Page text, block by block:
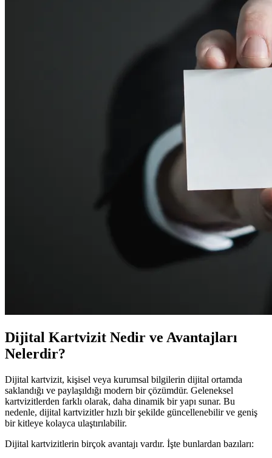
Dijital Kartvizit Nedir ve Avantajları
Nelerdir?
Dijital kartvizit, kişisel veya kurumsal bilgilerin dijital ortamda
saklandığı ve paylaşıldığı modern bir çözümdür. Geleneksel
kartvizitlerden farklı olarak, daha dinamik bir yapı sunar. Bu
nedenle, dijital kartvizitler hızlı bir şekilde güncellenebilir ve geniş
bir kitleye kolayca ulaştırılabilir.
Dijital kartvizitlerin birçok avantajı vardır. İşte bunlardan bazıları: